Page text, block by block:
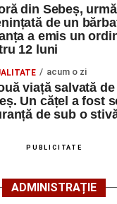
de 29 de ani, din
autoturism pe direcția
cu un alt
opus, respectiv
de ani, din orașul
ambii conducători
– au suferit leziuni
din Sebeș,
de un
a emis un
12 luni
acum o zi
viață salvată
Un cățel a fost
de sub o
PUBLICITATE
ADMINISTRAȚIE